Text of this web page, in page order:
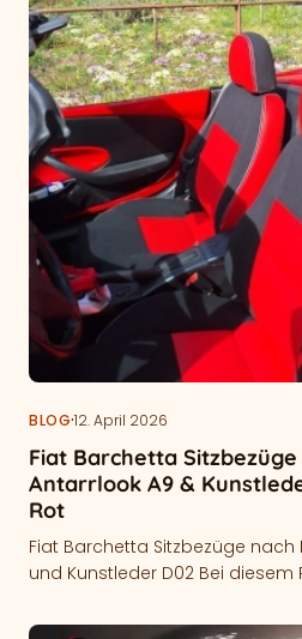
BLOG·12. April 2026
Fiat Barchetta
Antarrlook A9 &
Rot
Fiat Barchetta Sitzbezüge
und Kunstleder D02 Bei diesem